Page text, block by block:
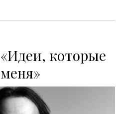
«Идеи, которые